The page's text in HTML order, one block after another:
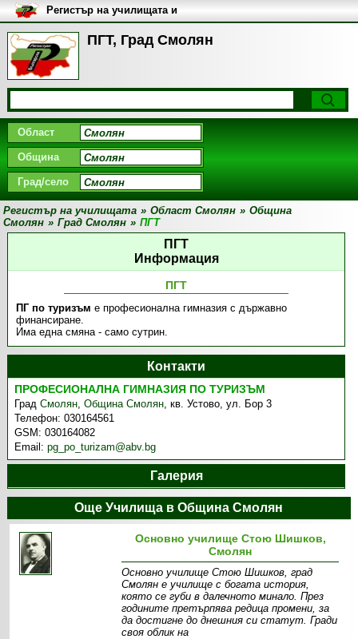
ПГТ, Град Смолян
Регистър на училищата и
университетите в България
Област
Община
Град/село
Регистър на училищата » Област Смолян » Община
Смолян » Град Смолян » ПГТ
ПГТ
Информация
ПГТ
ПГ по туризъм е професионална гимназия с държавно
финансиране.
Има една смяна - само сутрин.
Контакти
ПРОФЕСИОНАЛНА ГИМНАЗИЯ ПО ТУРИЗЪМ
ГрадСмолян,Община Смолян,кв. Устово, ул. Бор 3
Телефон:030164561
GSM:030164082
Email:pg_po_turizam@abv.bg
Галерия
Още Училища в Община Смолян
Основно училище Стою Шишков,
Смолян
Основно училище Стою Шишков, град
Смолян е училище с богата история,
която се губи в далечното минало. През
годините претърпява редица промени, за
да достигне до днешния си статут. Гради
своя облик на